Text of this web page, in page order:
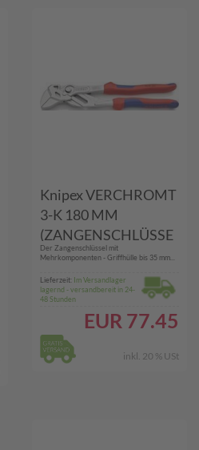
Knipex VERCHROMT
3-K 180 MM
(ZANGENSCHLÜSSE
L)
Der Zangenschlüssel mit
Mehrkomponenten - Griffhülle bis 35 mm...
Lieferzeit: Im Versandlager
lagernd - versandbereit in 24-
48 Stunden
EUR 77.45
inkl. 20 % USt